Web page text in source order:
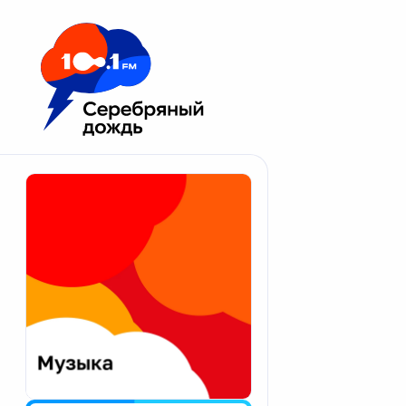
Москва 100.1 FM
Апатиты
Екатеринбург
Калининград
Калуга